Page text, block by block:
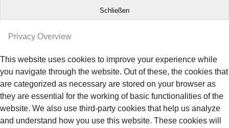
Schließen
Privacy Overview
This website uses cookies to improve your experience while
you navigate through the website. Out of these, the cookies that
are categorized as necessary are stored on your browser as
they are essential for the working of basic functionalities of the
website. We also use third-party cookies that help us analyze
and understand how you use this website. These cookies will